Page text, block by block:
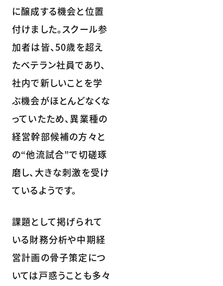
に醸成する機会と位置
付けました。スクール参
加者は皆、50歳を超え
たベテラン社員であり、
社内で新しいことを学
ぶ機会がほとんどなくな
っていたため、異業種の
経営幹部候補の方々と
の“他流試合”で切磋琢
磨し、大きな刺激を受け
ているようです。
課題として掲げられて
いる財務分析や中期経
営計画の骨子策定につ
いては戸惑うことも多々